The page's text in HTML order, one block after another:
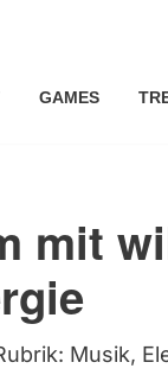
GAMES
mit
Musik,